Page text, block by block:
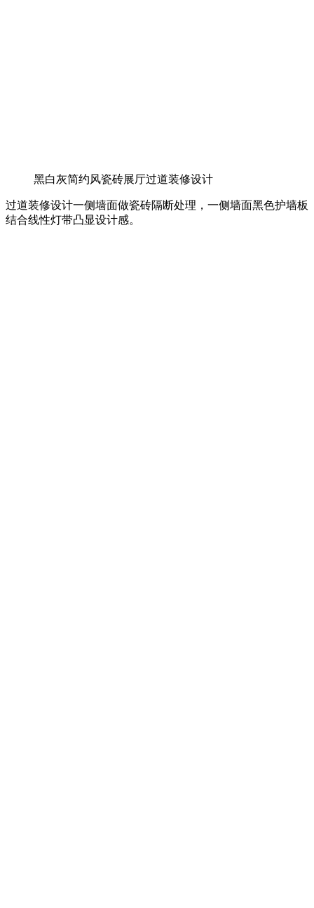
黑白灰简约风瓷砖展厅过道装修设计
过道装修设计一侧墙面做瓷砖隔断处理，一侧墙面黑色护墙板
结合线性灯带凸显设计感。